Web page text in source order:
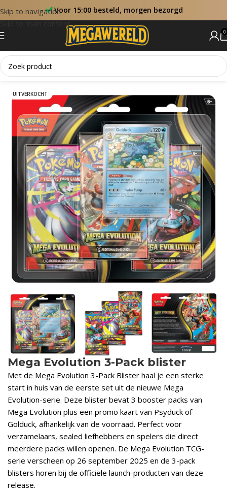
Skip to navigation
Skip to main content
Voor 15:00 besteld, morgen bezorgd
0
Home Blister
UITVERKOCHT
Mega Evolution 3-Pack blister
Met de Mega Evolution 3-Pack Blister haal je een sterke
start in huis van de eerste set uit de nieuwe Mega
Evolution-serie. Deze blister bevat 3 booster packs van
Mega Evolution plus een promo kaart van Psyduck of
Golduck, afhankelijk van de voorraad. Perfect voor
verzamelaars, sealed liefhebbers en spelers die direct
meerdere packs willen openen. De Mega Evolution TCG-
serie verscheen op 26 september 2025 en de 3-pack
blisters horen bij de officiële launch-producten van deze
release.